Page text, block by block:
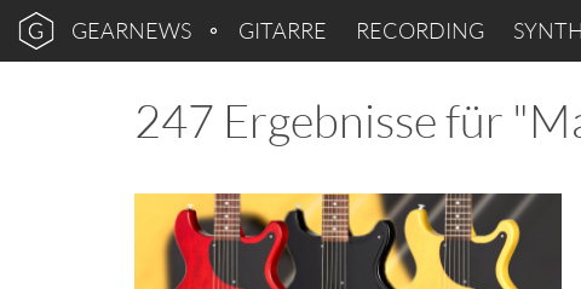
GEARNEWS GITARRE RECORDING
247 Ergebnisse für